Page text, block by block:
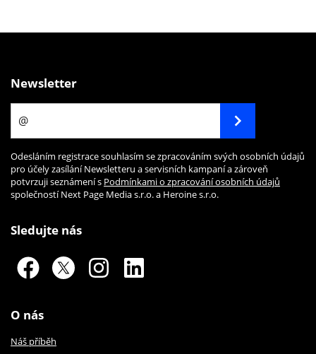
Newsletter
Odesláním registrace souhlasím se zpracováním svých osobních údajů
pro účely zasílání Newsletteru a servisních kampaní a zároveň
potvrzuji seznámení s Podmínkami o zpracování osobních údajů
společností Next Page Media s.r.o. a Heroine s.r.o.
Sledujte nás
O nás
Náš příběh